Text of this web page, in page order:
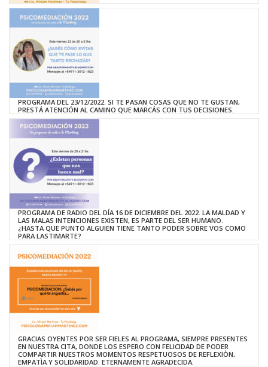
PROGRAMA DEL 23/12/2022. SI TE PASAN COSAS QUE NO TE GUSTAN,
PRESTÁ ATENCIÓN AL CAMINO QUE MARCÁS CON TUS DECISIONES.
PROGRAMA DE RADIO DEL DÍA 16 DE DICIEMBRE DEL 2022. LA MALDAD Y
LAS MALAS INTENCIONES EXISTEN, ES PARTE DEL SER HUMANO.
¿HASTA QUE PUNTO ALGUIEN TIENE TANTO PODER SOBRE VOS COMO
PARA LASTIMARTE?
GRACIAS OYENTES POR SER FIELES AL PROGRAMA, SIEMPRE PRESENTES
EN NUESTRA CITA, DONDE LOS ESPERO CON FELICIDAD DE PODER
COMPARTIR NUESTROS MOMENTOS RESPETUOSOS DE REFLEXIÒN,
EMPATÌA Y SOLIDARIDAD. ETERNAMENTE AGRADECIDA.